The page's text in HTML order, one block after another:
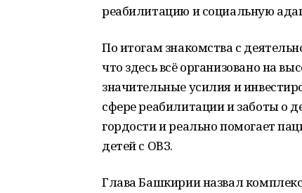
реабилитацию и социальную
По итогам знакомства с
что здесь всё организовано на
значительные усилия и
сфере реабилитации и заботы о
гордости и реально помогает
детей с ОВЗ.
Глава Башкирии назвал